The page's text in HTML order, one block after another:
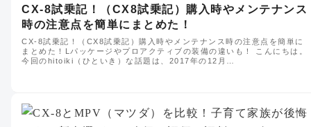
CX-8試乗記！（CX8試乗記）購入時やメンテナンス
時の注意点を簡単にまとめた！
CX-8試乗記！（CX8試乗記）購入時やメンテナンス時の注意点を簡単に
まとめた！Lパッケージやプロアクティブの装備の違いも！ こんにちは。
今回のhitoiki（ひといき）な話題は、2017年の12月…